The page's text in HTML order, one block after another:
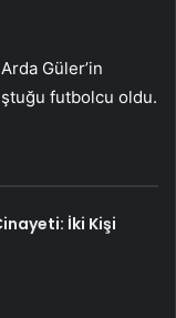
Güler’in
futbolcu oldu.
İki Kişi